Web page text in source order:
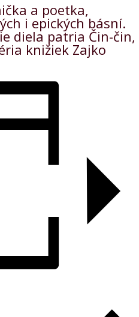
a poetka,
i epických básní.
diela patria Čin-čin,
knižiek Zajko